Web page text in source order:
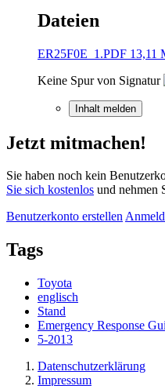
Dateien
ER25F0E_1.PDF 13,11
Keine Spur von Signatur
Inhalt melden
Jetzt mitmachen!
Sie haben noch kein
Sie sich kostenlos und nehmen
Benutzerkonto erstellen
Tags
Toyota
englisch
Stand
Emergency Response
5-2013
Datenschutzerklärung
Impressum